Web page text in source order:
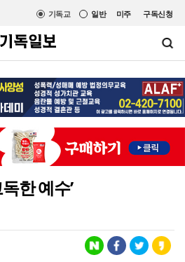
미주 구독신청
일반
기독교
한 예수’